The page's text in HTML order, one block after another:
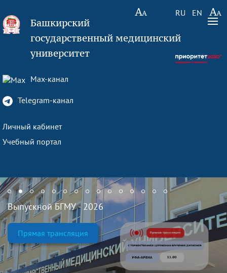
RU EN
Башкирский
государственный медицинский
университет
Max-канал
Telegram-канал
Личный кабинет
Учебный портал
Выпускной БГМУ - 2026
Прямая трансляция